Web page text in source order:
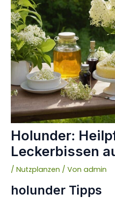
Holunder:
Leckerbissen
/Nutzplanzen / Vonadmin
holunder Tipps